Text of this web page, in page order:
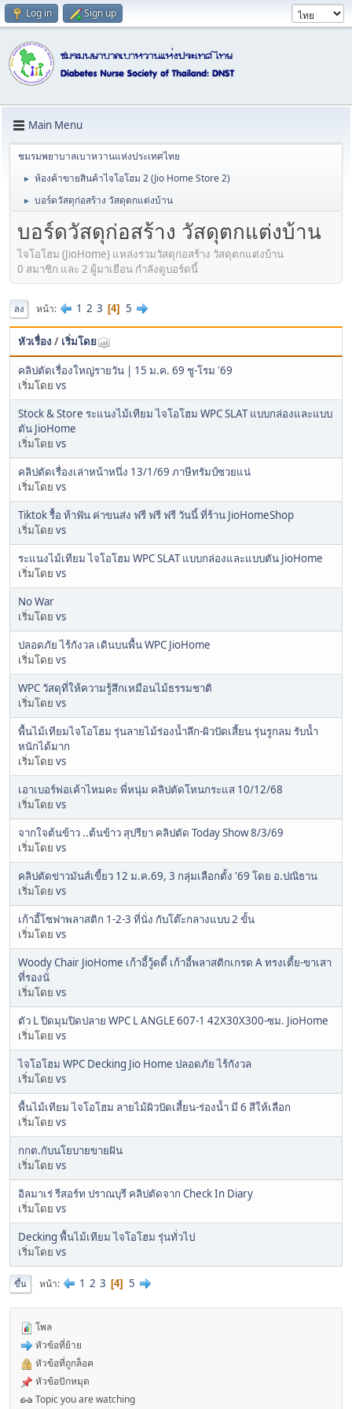
Log in Sign up
Main Menu
ชมรมพยาบาลเบาหวานแห่งประเทศไทย
► ห้องค้าขายสินค้าไจโอโฮม 2 (Jio Home Store 2)
► บอร์ดวัสดุก่อสร้าง วัสดุตกแต่งบ้าน
บอร์ดวัสดุก่อสร้าง วัสดุตกแต่งบ้าน
ไจโอโฮม (JioHome) แหล่งรวมวัสดุก่อสร้าง วัสดุตกแต่งบ้าน
0 สมาชิก และ 2 ผู้มาเยือน กำลังดูบอร์ดนี้
ลง หน้า 1 2 3 4 5
หัวเรื่อง / เริ่มโดย
คลิปตัดเรื่องใหญ่รายวัน | 15 ม.ค. 69 ชู-โรม '69
เริ่มโดย vs
Stock & Store ระแนงไม้เทียม ไจโอโฮม WPC SLAT แบบกล่องและแบบ
ตัน JioHome
เริ่มโดย vs
คลิปตัดเรื่องเล่าหน้าหนึ่ง 13/1/69 ภาษีทรัมป์ซวยแน่
เริ่มโดย vs
Tiktok รื้อ ท้าฟัน ค่าขนส่ง ฟรี ฟรี ฟรี วันนี้ ที่ร้าน JioHomeShop
เริ่มโดย vs
ระแนงไม้เทียม ไจโอโฮม WPC SLAT แบบกล่องและแบบตัน JioHome
เริ่มโดย vs
No War
เริ่มโดย vs
ปลอดภัย ไร้กังวล เดินบนพื้น WPC JioHome
เริ่มโดย vs
WPC วัสดุที่ให้ความรู้สึกเหมือนไม้ธรรมชาติ
เริ่มโดย vs
พื้นไม้เทียมไจโอโฮม รุ่นลายไม้ร่องน้ำลึก-ผิวปัดเสี้ยน รุ่นรูกลม รับน้ำ
หนักได้มาก
เริ่มโดย vs
เอาเบอร์พ่อเค้าไหมคะ พี่หนุ่ม คลิปตัดโหนกระแส 10/12/68
เริ่มโดย vs
จากใจต้นข้าว ..ต้นข้าว สุปรียา คลิปตัด Today Show 8/3/69
เริ่มโดย vs
คลิปตัดข่าวมันส์เขี้ยว 12 ม.ค.69, 3 กลุ่มเลือกตั้ง '69 โดย อ.ปณิธาน
เริ่มโดย vs
เก้าอี้โซฟาพลาสติก 1-2-3 ที่นั่ง กับโต๊ะกลางแบบ 2 ขั้น
เริ่มโดย vs
Woody Chair JioHome เก้าอี้วู้ดดี้ เก้าอี้พลาสติกเกรด A ทรงเตี้ย-ขาเสา
ที่รองนั่
เริ่มโดย vs
ตัว L ปิดมุมปิดปลาย WPC L ANGLE 607-1 42X30X300-ซม. JioHome
เริ่มโดย vs
ไจโอโฮม WPC Decking Jio Home ปลอดภัย ไร้กังวล
เริ่มโดย vs
พื้นไม้เทียม ไจโอโฮม ลายไม้ผิวปัดเสี้ยน-ร่องน้ำ มี 6 สีให้เลือก
เริ่มโดย vs
กกต.กับนโยบายขายฝัน
เริ่มโดย vs
อิลมาเร่ รีสอร์ท ปราณบุรี คลิปตัดจาก Check In Diary
เริ่มโดย vs
Decking พื้นไม้เทียม ไจโอโฮม รุ่นทั่วไป
เริ่มโดย vs
ขึ้น หน้า 1 2 3 4 5
โพล
หัวข้อที่ย้าย
หัวข้อที่ถูกล็อค
หัวข้อปักหมุด
Topic you are watching